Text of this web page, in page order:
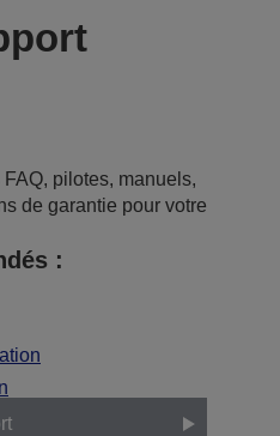
pilotes, manuels,
de garantie pour votre
: